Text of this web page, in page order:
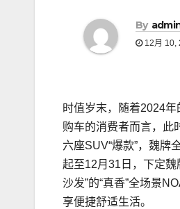
By
12月 10,
时值岁末，随着2024
购车的消费者而言，此
六座SUV“爆款”，魏牌
起至12月31日，下定
沙发”的“真香”全场景
享便捷舒适生活。